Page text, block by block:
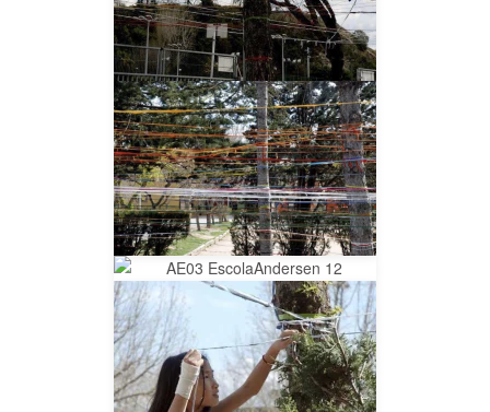
__AMPLIAR__
__AMPLIAR__